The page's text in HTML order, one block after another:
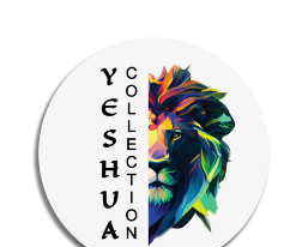
navigation
contenu